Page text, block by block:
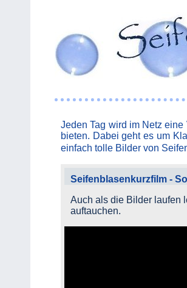
Jeden Tag wird im Netz
bieten. Dabei geht es um
einfach tolle Bilder von
Seifenblasenkurzfilm -
Auch als die Bilder laufen
auftauchen.